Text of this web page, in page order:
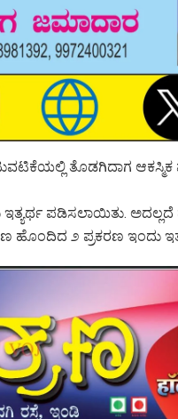
ತೊಡಗಿದಾಗ
ಇತ್ಯರ್ಥ ಪಡಿಸಲಾಯಿತು.
ಹೊಂದಿದ ೨ ಪ್ರಕರಣ ಇಂದು